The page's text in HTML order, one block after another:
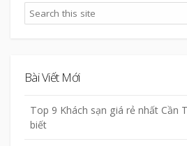
Search
Bài Viết Mới
Top 9 Khách sạn giá rẻ nhất Cần
biết